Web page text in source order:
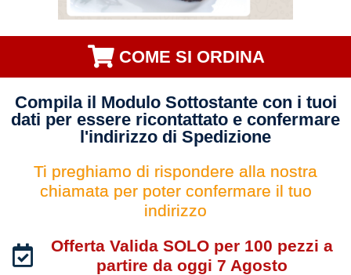
COME SI ORDINA
Compila il Modulo Sottostante con i tuoi
dati per essere ricontattato e confermare
l'indirizzo di Spedizione
Ti preghiamo di rispondere alla nostra
chiamata per poter confermare il tuo
indirizzo
Offerta Valida SOLO per 100 pezzi a
partire da oggi 7 Agosto